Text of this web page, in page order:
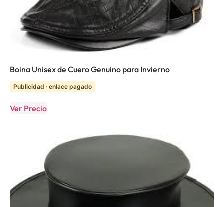
Boina Unisex de Cuero Genuino para Invierno
Publicidad · enlace pagado
Ver Precio